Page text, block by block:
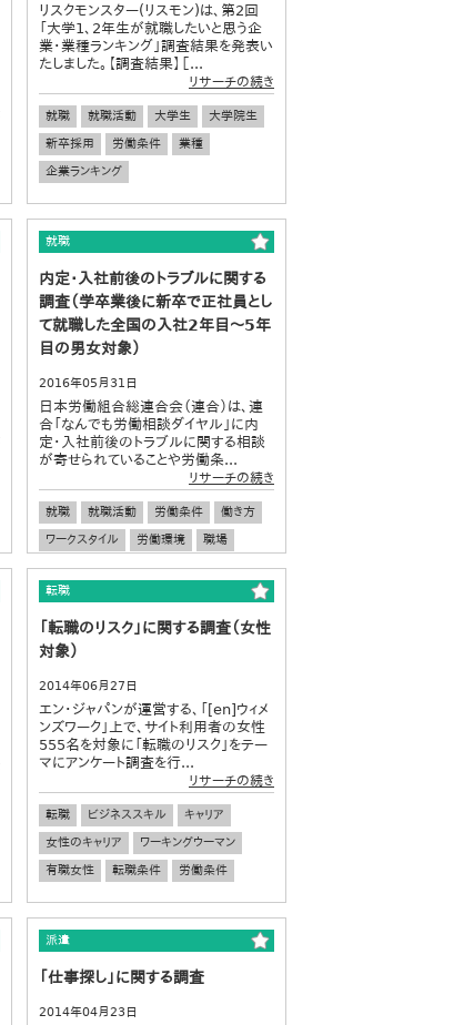
リスクモンスター(リスモン)は、第2回
「大学1、2年生が就職したいと思う企
業・業種ランキング」調査結果を発表い
たしました。【調査結果】［...
リサーチの続き
就職 就職活動 大学生
大学院生
新卒採用
労働条件
業種
企業ランキング
就職
内定・入社前後のトラブルに関する
調査（学卒業後に新卒で正社員とし
て就職した全国の入社2年目～5年
目の男女対象）
2016年05月31日
日本労働組合総連合会（連合）は、連
合「なんでも労働相談ダイヤル」に内
定・入社前後のトラブルに関する相談
が寄せられていることや労働条...
リサーチの続き
就職 就職活動 労働条件
働き方
ワークスタイル
労働環境 職場
転職
「転職のリスク」に関する調査（女性
対象）
2014年06月27日
エン・ジャパンが運営する、「[en]ウィメ
ンズワーク」上で、サイト利用者の女性
555名を対象に「転職のリスク」をテー
マにアンケート調査を行...
リサーチの続き
転職 ビジネススキル
キャリア
女性のキャリア
ワーキングウーマン
有職女性
転職条件 労働条件
派遣
「仕事探し」に関する調査
2014年04月23日